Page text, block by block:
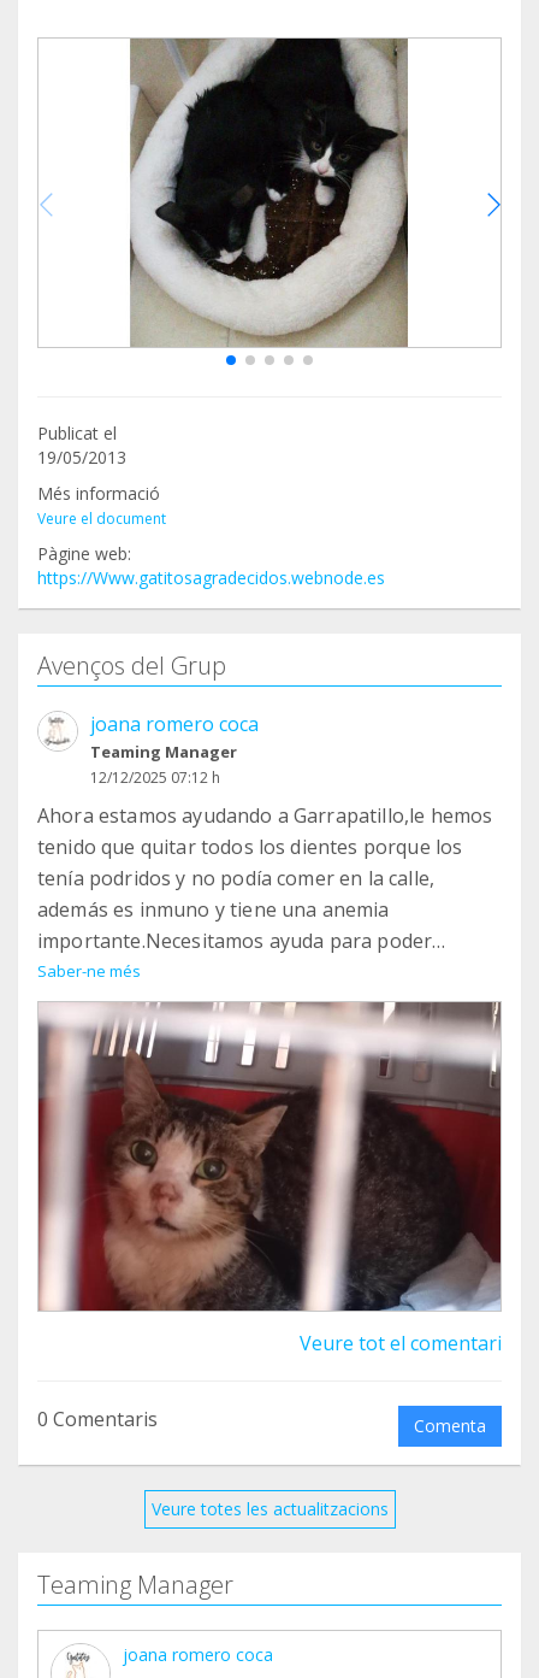
Publicat el
19/05/2013
Més informació
Veure el document
Pàgine web:
https://Www.gatitosagradecidos.webnode.es
Avenços del Grup
joana romero coca
Teaming Manager
12/12/2025 07:12 h
Ahora estamos ayudando a Garrapatillo,le hemos
tenido que quitar todos los dientes porque los
tenía podridos y no podía comer en la calle,
además es inmuno y tiene una anemia
importante.Necesitamos ayuda para poder
sufragar los gastos,porque hay que dar
tratamiento y en un mes repetir analítica para ver
la anemia y esperemos que se recupere bien para
poder liberarlo de nuevo.
Saber-ne més
Veure tot el comentari
0 Comentaris Comenta
Veure totes les actualitzacions
Teaming Manager
joana romero coca